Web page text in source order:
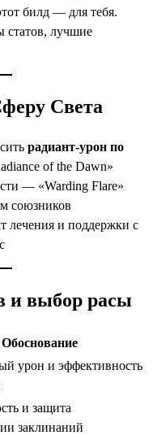
билд — для тебя.
статов, лучшие
Света
радиант-урон по
of the Dawn»
— «Warding Flare»
союзников
лечения и поддержки с
и выбор расы
Обоснование
урон и эффективность
и защита
заклинаний